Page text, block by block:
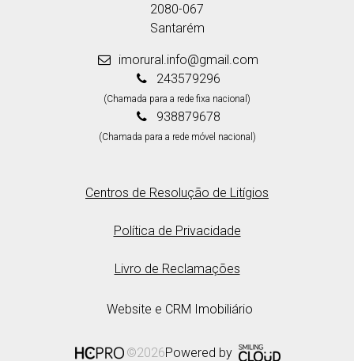
2080-067
Santarém
imorural.info@gmail.com
243579296
(Chamada para a rede fixa nacional)
938879678
(Chamada para a rede móvel nacional)
Centros de Resolução de Litígios
Política de Privacidade
Livro de Reclamações
Website e CRM Imobiliário
©2026Powered by